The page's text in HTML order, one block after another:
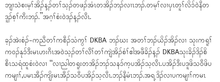
ဘျၢသဲစးမ့ၢ်အိၣ်န့ၣ်တၢ်သ့ၣ်တဖၣ်အံၤတအိၣ်ဘၣ်လၢၤဘၣ်.တမ့ၢ်လၢပှၤတူၢ်လိၥ်ဝဲနီတ
ဒူၣ်စ့ၢ်ကီးဘၣ်.”အဂ့ၢ်စံးဝဲဒၣ်န့ၣ်လီၤ.
ခ့ၣ်အဲးစံၣ်-ကညီတၢ်ကစီၣ်သံကွၢ် DKBA ဘၣ်ဃး အတၢ်ဘၣ်ယိၣ်အိၣ်လၢ သုးကရူၢ်
ကဝၣ်နုၥ်ဒီးမၤဟးဂီၤအဝဲသ့ၣ်တၢ်လီၢ်တၢ်ကျဲအိၣ်စံၢ်ဧါအဖီခိၣ်န့ၣ် DKBAသုးခိၣ်ဒိၣ်စိ
စီၤသရံထူစံးဝဲလၢ “လၢညါတရူးတအိၣ်ဘၣ်သနၥ်က့ပအိၣ်သ့လီၤ.ပအိၣ်ဒီးပဒူဖိသဝီဖိပ
ကမျၢၢ်,ပမၤအီၣ်ကျိးမၤအီၣ်သဝီပအိၣ်သ့လီၤ.ဘၣ်နီမံၤဘၣ်.အရ့ဒိၣ်လၢပကမျၢၢ်ကမၤ